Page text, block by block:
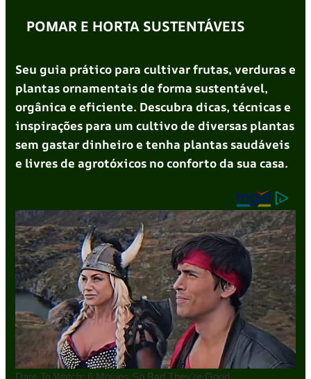
POMAR E HORTA SUSTENTÁVEIS
Seu guia prático para cultivar frutas, verduras e
plantas ornamentais de forma sustentável,
orgânica e eficiente. Descubra dicas, técnicas e
inspirações para um cultivo de diversas plantas
sem gastar dinheiro e tenha plantas saudáveis
e livres de agrotóxicos no conforto da sua casa.